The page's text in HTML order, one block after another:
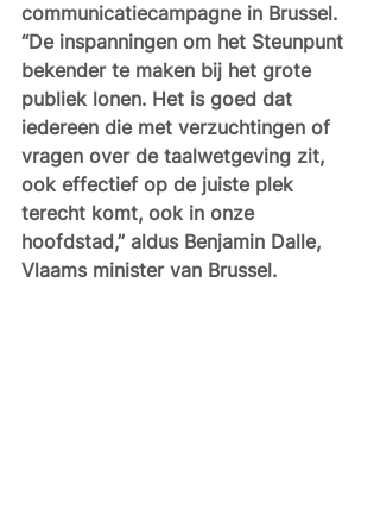
communicatiecampagne in Brussel.
“De inspanningen om het Steunpunt
bekender te maken bij het grote
publiek lonen. Het is goed dat
iedereen die met verzuchtingen of
vragen over de taalwetgeving zit,
ook effectief op de juiste plek
terecht komt, ook in onze
hoofdstad,” aldus Benjamin Dalle,
Vlaams minister van Brussel.